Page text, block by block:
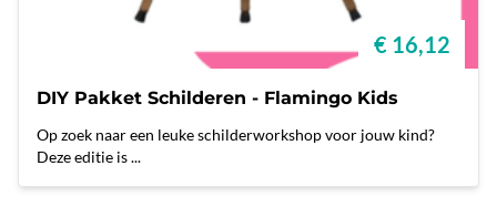
€ 16,12
DIY Pakket Schilderen - Flamingo Kids
Op zoek naar een leuke schilderworkshop voor jouw kind?
Deze editie is ...